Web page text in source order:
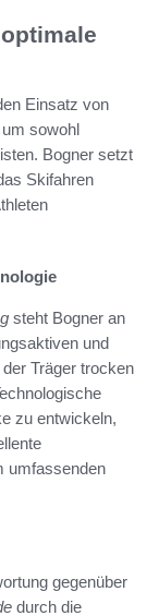
Einsatz von
um sowohl
Bogner setzt
Skifahren
steht Bogner an
und
Träger trocken
zu entwickeln,
umfassenden
gegenüber
durch die